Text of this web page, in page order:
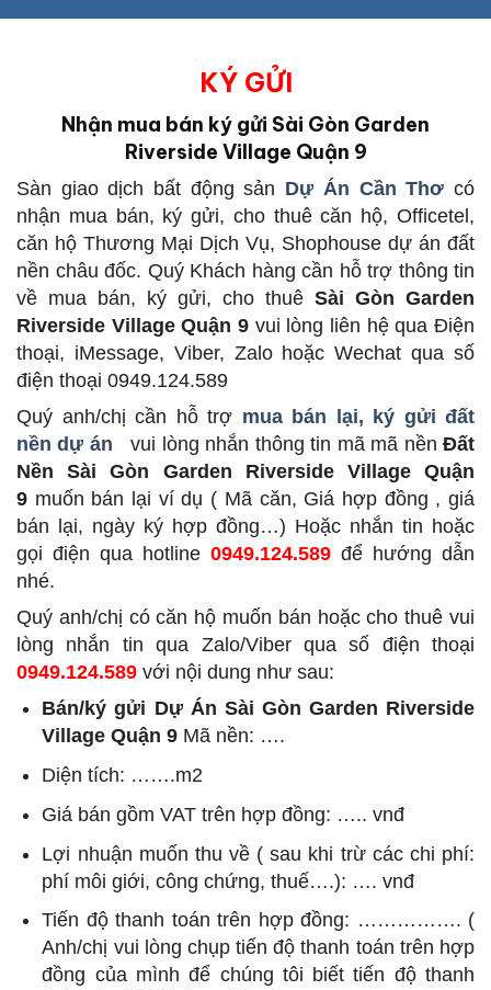
KÝ GỬI
Nhận mua bán ký gửi Sài Gòn Garden
Riverside Village Quận 9
Sàn giao dịch bất động sản Dự Án Cần Thơ có
nhận mua bán, ký gửi, cho thuê căn hộ, Officetel,
căn hộ Thương Mại Dịch Vụ, Shophouse dự án đất
nền châu đốc. Quý Khách hàng cần hỗ trợ thông tin
về mua bán, ký gửi, cho thuê Sài Gòn Garden
Riverside Village Quận 9 vui lòng liên hệ qua Điện
thoại, iMessage, Viber, Zalo hoặc Wechat qua số
điện thoại 0949.124.589
Quý anh/chị cần hỗ trợ mua bán lại, ký gửi đất
nền dự án
vui lòng nhắn thông tin mã mã nềnĐất
Nền Sài Gòn Garden Riverside Village Quận
9 muốn bán lại ví dụ ( Mã căn, Giá hợp đồng , giá
bán lại, ngày ký hợp đồng…) Hoặc nhắn tin hoặc
gọi điện qua hotline 0949.124.589 để hướng dẫn
nhé.
Quý anh/chị có căn hộ muốn bán hoặc cho thuê vui
lòng nhắn tin qua Zalo/Viber qua số điện thoại
0949.124.589 với nội dung như sau:
Bán/ký gửi Dự Án Sài Gòn Garden Riverside
Village Quận 9 Mã nền: ….
Diện tích: …….m2
Giá bán gồm VAT trên hợp đồng: ….. vnđ
Lợi nhuận muốn thu về ( sau khi trừ các chi phí:
phí môi giới, công chứng, thuế….): …. vnđ
Tiến độ thanh toán trên hợp đồng: ……………. (
Anh/chị vui lòng chụp tiến độ thanh toán trên hợp
đồng của mình để chúng tôi biết tiến độ thanh